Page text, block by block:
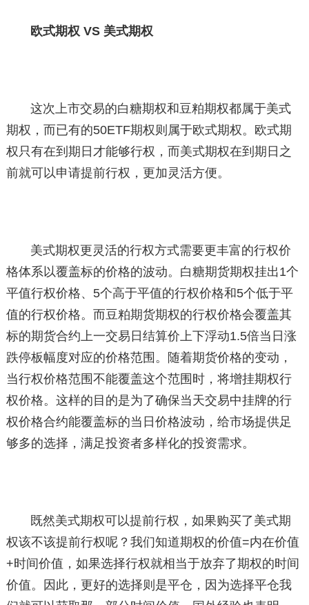
欧式期权 VS 美式期权
这次上市交易的白糖期权和豆粕期权都属于美式
期权，而已有的50ETF期权则属于欧式期权。欧式期
权只有在到期日才能够行权，而美式期权在到期日之
前就可以申请提前行权，更加灵活方便。
美式期权更灵活的行权方式需要更丰富的行权价
格体系以覆盖标的价格的波动。白糖期货期权挂出1个
平值行权价格、5个高于平值的行权价格和5个低于平
值的行权价格。而豆粕期货期权的行权价格会覆盖其
标的期货合约上一交易日结算价上下浮动1.5倍当日涨
跌停板幅度对应的价格范围。随着期货价格的变动，
当行权价格范围不能覆盖这个范围时，将增挂期权行
权价格。这样的目的是为了确保当天交易中挂牌的行
权价格合约能覆盖标的当日价格波动，给市场提供足
够多的选择，满足投资者多样化的投资需求。
既然美式期权可以提前行权，如果购买了美式期
权该不该提前行权呢？我们知道期权的价值=内在价值
+时间价值，如果选择行权就相当于放弃了期权的时间
价值。因此，更好的选择则是平仓，因为选择平仓我